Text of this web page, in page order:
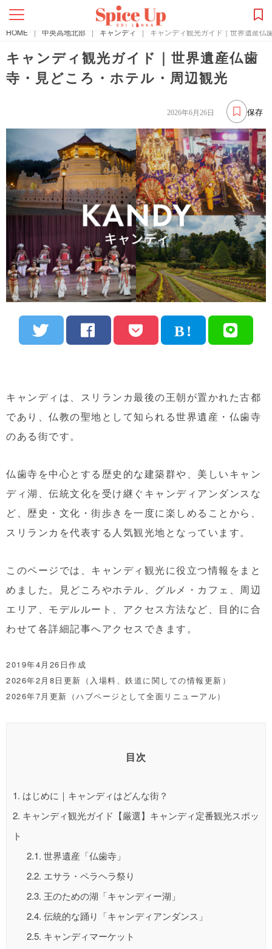
HOME | 中央高地北部 | キャンディ | キャンディ観光ガイド｜世界遺産仏
キャンディ観光ガイド｜世界遺産仏歯
寺・見どころ・ホテル・周辺観光
保存
2026年6月26日
キャンディは、スリランカ最後の王朝が置かれた古都
であり、仏教の聖地として知られる世界遺産・仏歯寺
のある街です。
仏歯寺を中心とする歴史的な建築群や、美しいキャン
ディ湖、伝統文化を受け継ぐキャンディアンダンスな
ど、歴史・文化・街歩きを一度に楽しめることから、
スリランカを代表する人気観光地となっています。
このページでは、キャンディ観光に役立つ情報をまと
めました。見どころやホテル、グルメ・カフェ、周辺
エリア、モデルルート、アクセス方法など、目的に合
わせて各詳細記事へアクセスできます。
2019年4月26日作成
2026年2月8日更新（入場料、鉄道に関しての情報更新）
2026年7月更新（ハブページとして全面リニューアル）
目次
1. はじめに｜キャンディはどんな街？
2. キャンディ観光ガイド【厳選】キャンディ定番観光スポッ
ト
2.1. 世界遺産「仏歯寺」
2.2. エサラ・ペラヘラ祭り
2.3. 王のための湖「キャンディー湖」
2.4. 伝統的な踊り「キャンディアンダンス」
2.5. キャンディマーケット